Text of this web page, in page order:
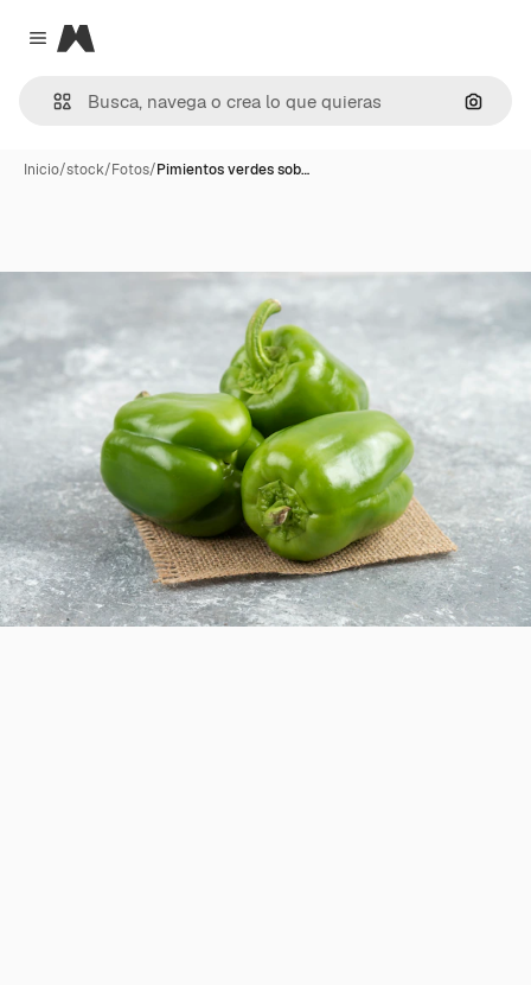
Close menu
Magnific
Inicio/stock/Fotos/Pimientos verdes sob…